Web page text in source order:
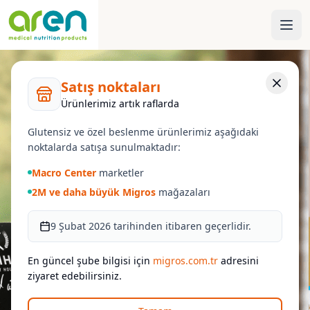
Satış noktaları
Ürünlerimiz artık raflarda
Glutensiz ve özel beslenme ürünlerimiz aşağıdaki
noktalarda satışa sunulmaktadır:
Macro Center marketler
2M ve daha büyük Migros mağazaları
9 Şubat 2026 tarihinden itibaren geçerlidir.
En güncel şube bilgisi için migros.com.tr adresini
ziyaret edebilirsiniz.